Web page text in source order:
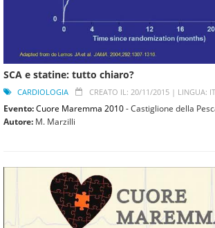
SCA e statine: tutto chiaro?
CARDIOLOGIA CREATO IL: 20/11/2015 | LINGUA:
Evento:Cuore Maremma 2010- Castiglione della
Autore: M. Marzilli